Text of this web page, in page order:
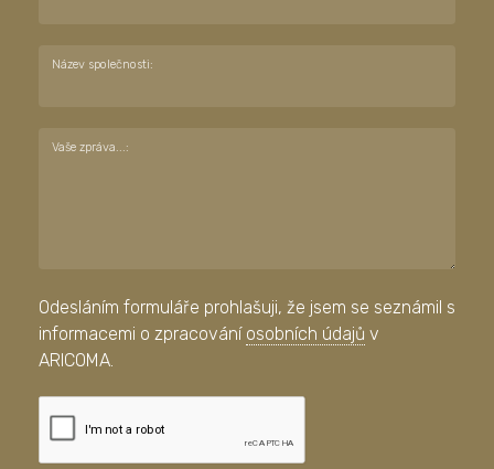
Název společnosti:
Vaše zpráva...:
Odesláním formuláře prohlašuji, že jsem se seznámil s
informacemi o zpracování osobních údajů v
ARICOMA.